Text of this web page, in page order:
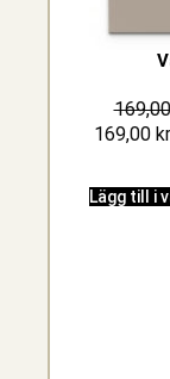
169,00
Lägg till i